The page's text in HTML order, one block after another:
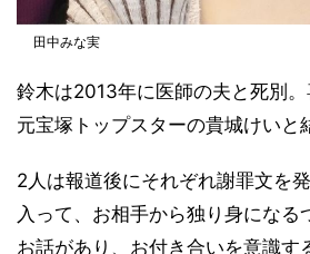
田中みな実
鈴木は2013年に医師の夫と死別
元宝塚トップスターの貴城けいと
2人は報道後にそれぞれ謝罪文を
入って、お相手から独り身になる
お話があり、お付き合いを意識す